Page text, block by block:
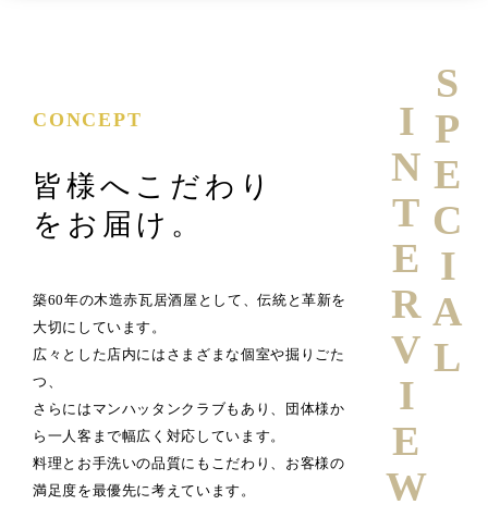
CONCEPT
皆様へこだわり
をお届け。
築60年の木造赤瓦居酒屋として、伝統と革新を
大切にしています。
広々とした店内にはさまざまな個室や掘りごた
つ、
さらにはマンハッタンクラブもあり、団体様か
ら一人客まで幅広く対応しています。
料理とお手洗いの品質にもこだわり、お客様の
満足度を最優先に考えています。
SPECIAL
INTERVIEW